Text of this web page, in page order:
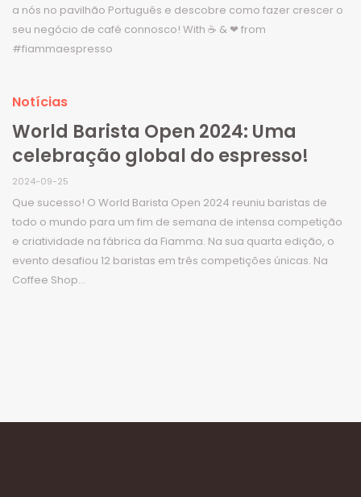
a nós no pavilhão Português e descobre como fazer crescer o
seu negócio de café connosco! With ☕ & ❤ from
#fiammaespresso
Notícias
World Barista Open 2024: Uma
celebração global do espresso!
2024-09-25
Que sucesso! O World Barista Open 2024 reuniu baristas de
todo o mundo para um fim de semana de intensa competição
e criatividade na fábrica da Fiamma. Na sua quarta edição, o
evento desafiou 12 baristas em três competições únicas. Na
Coffee Shop...